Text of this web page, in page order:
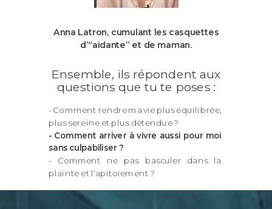
- Comment rendre ma vie plus équilibrée,
plus sereine et plus détendue ?
- Comment arriver à vivre aussi pour moi
sans culpabiliser ?
- Comment ne pas basculer dans la
plainte et l’apitoiement ?
Anna Latron, cumulant les casquettes
d’“aidante” et de maman.
Ensemble, ils répondent aux
questions que tu te poses :